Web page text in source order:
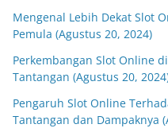
Mengenal Lebih Dekat Slot
Pemula (Agustus 20, 2024)
Perkembangan Slot Online
Tantangan (Agustus 20,
Pengaruh Slot Online
Tantangan dan Dampaknya